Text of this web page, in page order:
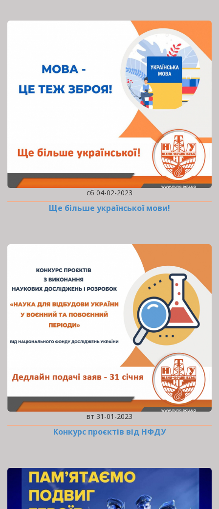
сб 04-02-2023
Ще більше української мови!
вт 31-01-2023
Конкурс проєктів від НФДУ